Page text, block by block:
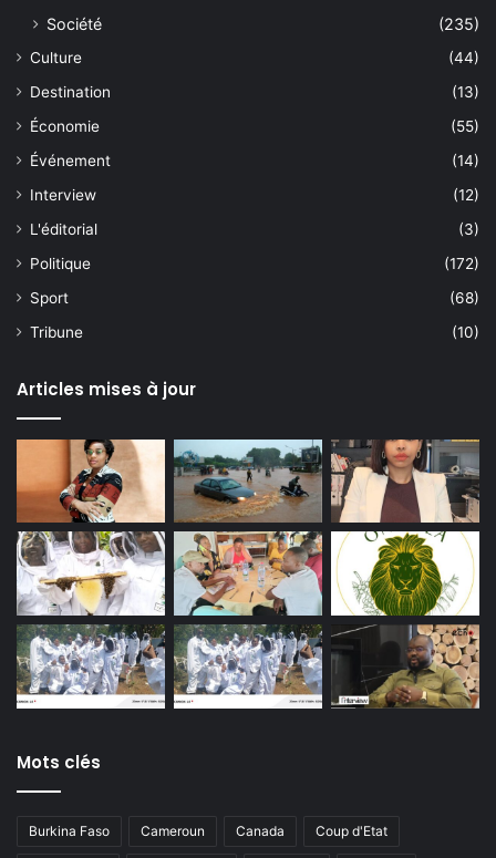
Société
(235)
Culture
(44)
Destination
(13)
Économie
(55)
Événement
(14)
Interview
(12)
L'éditorial
(3)
Politique
(172)
Sport
(68)
Tribune
(10)
Articles mises à jour
Mots clés
Burkina Faso Cameroun Canada Coup d'Etat